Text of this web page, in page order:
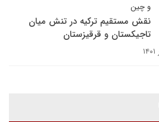
و چین
نقش مستقیم ترکیه در تنش میان
تاجیکستان و قرقیزستان